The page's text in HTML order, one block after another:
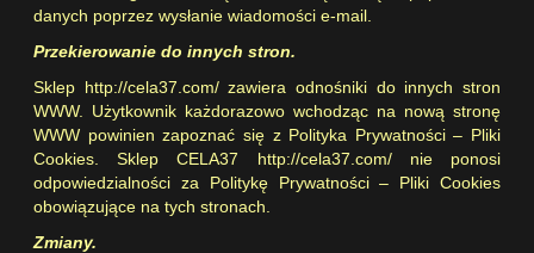
danych poprzez wysłanie wiadomości e-mail.
Przekierowanie do innych stron.
Sklep http://cela37.com/zawiera odnośniki do innych stron
WWW. Użytkownik każdorazowo wchodząc na nową stronę
WWW powinien zapoznać się z Polityka Prywatności – Pliki
Cookies. Sklep CELA37 http://cela37.com/nie ponosi
odpowiedzialności za Politykę Prywatności – Pliki Cookies
obowiązujące na tych stronach.
Zmiany.